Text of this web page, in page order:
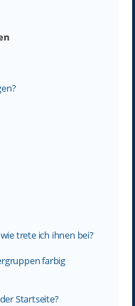
trete ich ihnen bei?
farbig
Startseite?